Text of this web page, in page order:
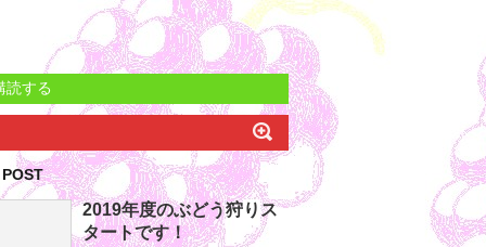
する
2019年度のぶどう狩りス
タートです！